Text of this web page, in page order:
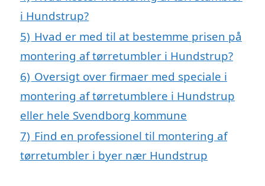
i Hundstrup?
5) Hvad er med til at bestemme prisen på
montering af tørretumbler i Hundstrup?
6) Oversigt over firmaer med speciale i
montering af tørretumblere i Hundstrup
eller hele Svendborg kommune
7) Find en professionel til montering af
tørretumbler i byer nær Hundstrup